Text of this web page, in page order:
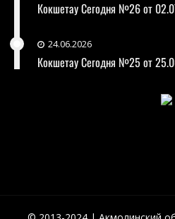
Кокшетау Сегодня №26 от
24.06.2026
Кокшетау Сегодня №25 от